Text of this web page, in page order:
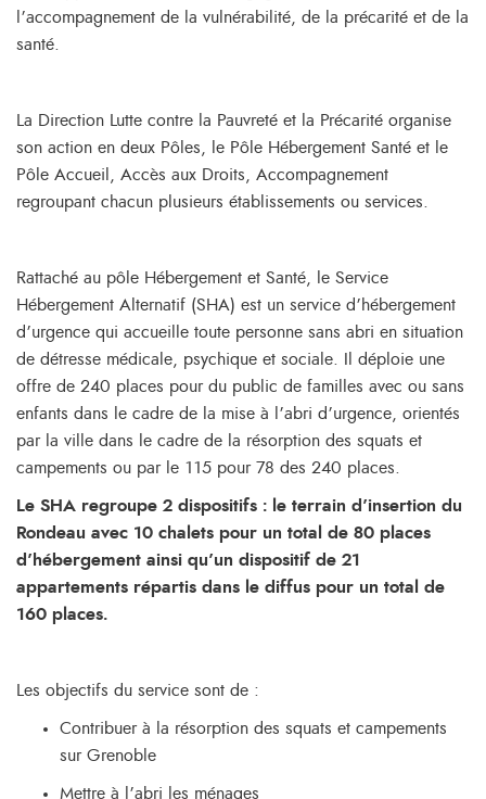
l’accompagnement de la vulnérabilité, de la précarité et de la
santé.
La Direction Lutte contre la Pauvreté et la Précarité organise
son action en deux Pôles, le Pôle Hébergement Santé et le
Pôle Accueil, Accès aux Droits, Accompagnement
regroupant chacun plusieurs établissements ou services.
Rattaché au pôle Hébergement et Santé, le Service
Hébergement Alternatif (SHA) est un service d’hébergement
d’urgence qui accueille toute personne sans abri en situation
de détresse médicale, psychique et sociale. Il déploie une
offre de 240 places pour du public de familles avec ou sans
enfants dans le cadre de la mise à l’abri d’urgence, orientés
par la ville dans le cadre de la résorption des squats et
campements ou par le 115 pour 78 des 240 places.
Le SHA regroupe 2 dispositifs : le terrain d’insertion du
Rondeau avec 10 chalets pour un total de 80 places
d’hébergement ainsi qu’un dispositif de 21
appartements répartis dans le diffus pour un total de
160 places.
Les objectifs du service sont de :
Contribuer à la résorption des squats et campements
sur Grenoble
Mettre à l’abri les ménages